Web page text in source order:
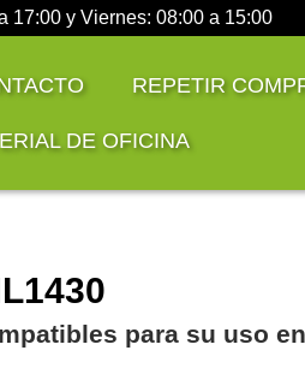
17:00 y Viernes: 08:00 a 15:00
REPETIR
DE OFICINA
para su uso